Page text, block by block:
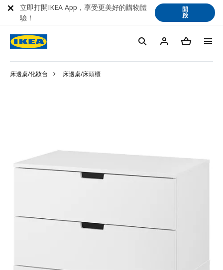
床邊桌/化妝台 床邊桌/床頭櫃
立即打開IKEA App，享受更美好的購物體
驗！
開
啟